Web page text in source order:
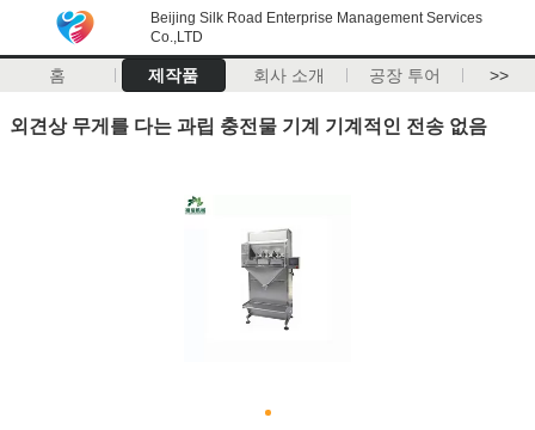
Beijing Silk Road Enterprise Management Services
Co.,LTD
홈 제작품 회사 소개 공장 투어 >>
외견상 무게를 다는 과립 충전물 기계 기계적인 전송 없음